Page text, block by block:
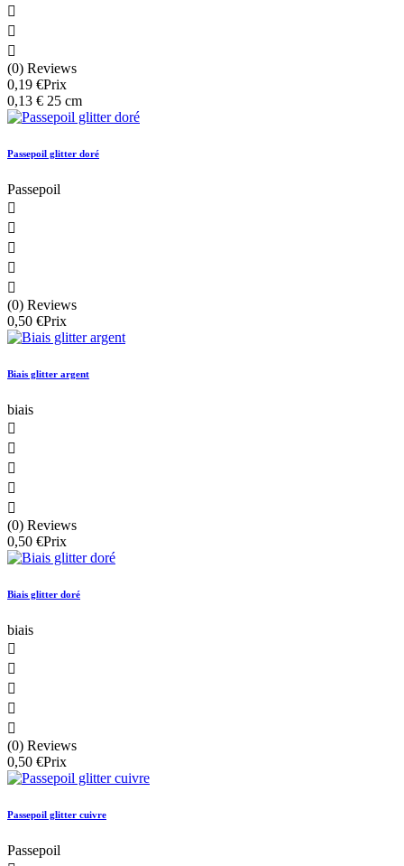



(0) Reviews
0,19 €Prix
0,13 € 25 cm
Passepoil glitter doré
Passepoil





(0) Reviews
0,50 €Prix
Biais glitter argent
biais





(0) Reviews
0,50 €Prix
Biais glitter doré
biais





(0) Reviews
0,50 €Prix
Passepoil glitter cuivre
Passepoil